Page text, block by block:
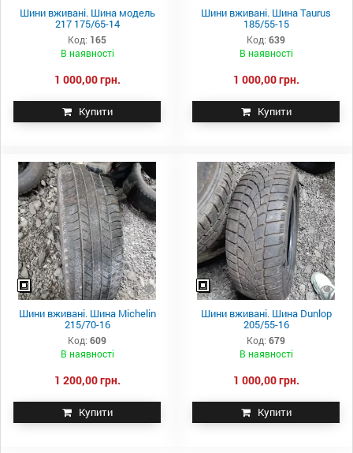
Шини вживані. Шина модель
217 175/65-14
Код: 165
В наявності
1 000,00 грн.
Купити
Шини вживані. Шина Taurus
185/55-15
Код: 639
В наявності
1 000,00 грн.
Купити
Шини вживані. Шина Michelin
215/70-16
Код: 609
В наявності
1 200,00 грн.
Купити
Шини вживані. Шина Dunlop
205/55-16
Код: 679
В наявності
1 000,00 грн.
Купити